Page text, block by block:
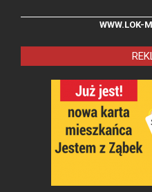
WWW.LOK-